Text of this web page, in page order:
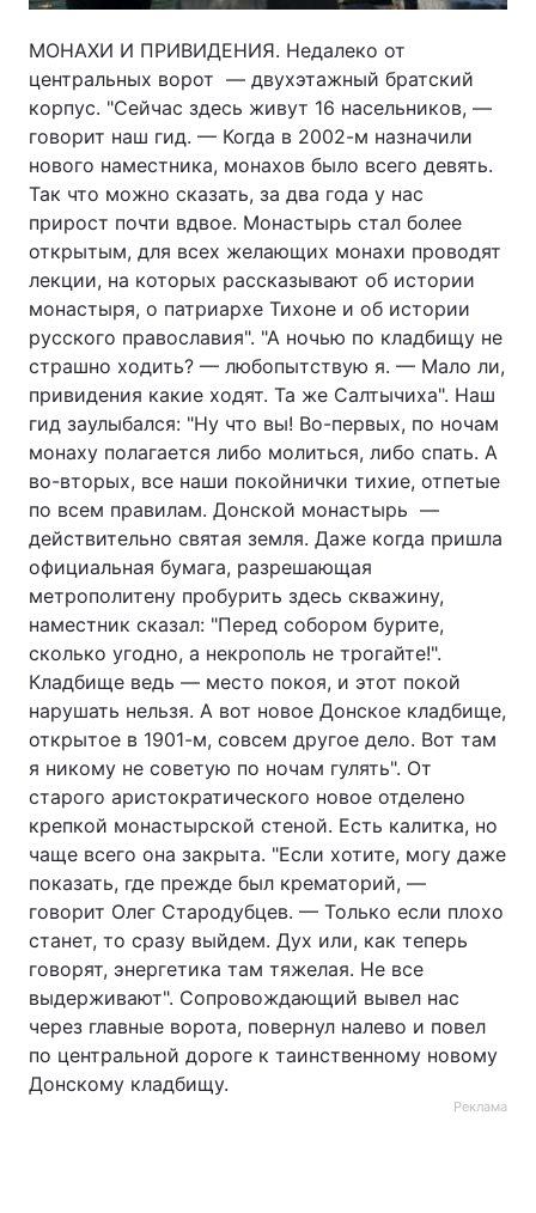
МОНАХИ И ПРИВИДЕНИЯ. Недалеко от
центральных ворот — двухэтажный братский
корпус. "Сейчас здесь живут 16 насельников, —
говорит наш гид. — Когда в 2002-м назначили
нового наместника, монахов было всего девять.
Так что можно сказать, за два года у нас
прирост почти вдвое. Монастырь стал более
открытым, для всех желающих монахи проводят
лекции, на которых рассказывают об истории
монастыря, о патриархе Тихоне и об истории
русского православия". "А ночью по кладбищу не
страшно ходить? — любопытствую я. — Мало ли,
привидения какие ходят. Та же Салтычиха". Наш
гид заулыбался: "Ну что вы! Во-первых, по ночам
монаху полагается либо молиться, либо спать. А
во-вторых, все наши покойнички тихие, отпетые
по всем правилам. Донской монастырь —
действительно святая земля. Даже когда пришла
официальная бумага, разрешающая
метрополитену пробурить здесь скважину,
наместник сказал: "Перед собором бурите,
сколько угодно, а некрополь не трогайте!".
Кладбище ведь — место покоя, и этот покой
нарушать нельзя. А вот новое Донское кладбище,
открытое в 1901-м, совсем другое дело. Вот там
я никому не советую по ночам гулять". От
старого аристократического новое отделено
крепкой монастырской стеной. Есть калитка, но
чаще всего она закрыта. "Если хотите, могу даже
показать, где прежде был крематорий, —
говорит Олег Стародубцев. — Только если плохо
станет, то сразу выйдем. Дух или, как теперь
говорят, энергетика там тяжелая. Не все
выдерживают". Сопровождающий вывел нас
через главные ворота, повернул налево и повел
по центральной дороге к таинственному новому
Донскому кладбищу.
Реклама